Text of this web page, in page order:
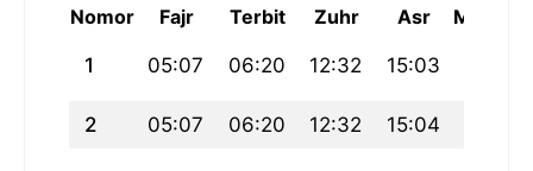
Nomor Fajr Terbit Zuhr Asr Maghrib
1 05:07 06:20 12:32 15:03
2 05:07 06:20 12:32 15:04